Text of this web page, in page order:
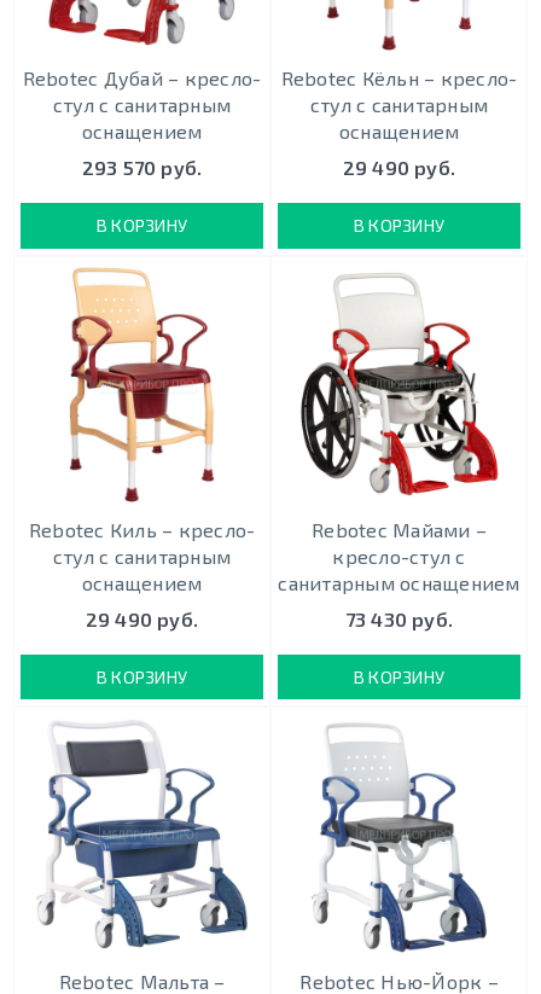
Rebotec Дубай – кресло-
стул с санитарным
оснащением
293 570 руб.
В КОРЗИНУ
Rebotec Кёльн – кресло-
стул с санитарным
оснащением
29 490 руб.
В КОРЗИНУ
Rebotec Киль – кресло-
стул с санитарным
оснащением
29 490 руб.
В КОРЗИНУ
Rebotec Майами –
кресло-стул с
санитарным оснащением
73 430 руб.
В КОРЗИНУ
Rebotec Мальта –
Rebotec Нью-Йорк –